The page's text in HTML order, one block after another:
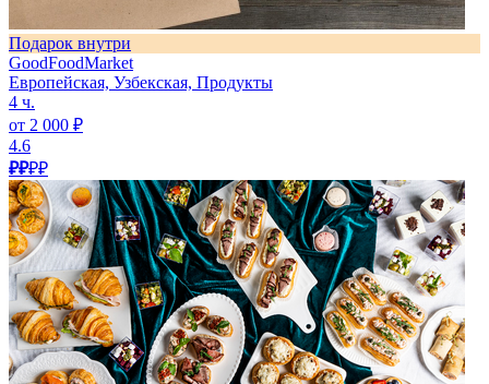
Подарок внутри
GoodFoodMarket
Европейская, Узбекская, Продукты
4 ч.
от 2 000 ₽
4.6
₽₽₽₽